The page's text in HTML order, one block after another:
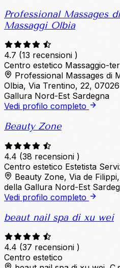
Professional Massages
Massaggi Olbia
4.7 (13 recensioni )
Centro estetico Massaggio-
Professional Massages di
Olbia, Via Trentino, 22,
Gallura Nord-Est Sardegna
Vedi profilo completo
Beauty Zone
4.4 (38 recensioni )
Centro estetico Estetista
Beauty Zone, Via de
della Gallura Nord-Est
Vedi profilo completo
beaut nail spa di xu wei
4.4 (37 recensioni )
Centro estetico